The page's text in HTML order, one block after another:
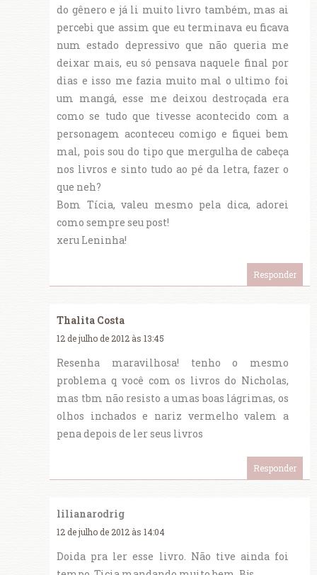
do gênero e já li muito livro também, mas ai
percebi que assim que eu terminava eu ficava
num estado depressivo que não queria me
deixar mais, eu só pensava naquele final por
dias e isso me fazia muito mal o ultimo foi
um mangá, esse me deixou destroçada era
como se tudo que tivesse acontecido com a
personagem aconteceu comigo e fiquei bem
mal, pois sou do tipo que mergulha de cabeça
nos livros e sinto tudo ao pé da letra, fazer o
que neh?
Bom Tícia, valeu mesmo pela dica, adorei
como sempre seu post!
xeru Leninha!
Responder
Thalita Costa
12 de julho de 2012 às 13:45
Resenha maravilhosa! tenho o mesmo
problema q você com os livros do Nicholas,
mas tbm não resisto a umas boas lágrimas, os
olhos inchados e nariz vermelho valem a
pena depois de ler seus livros
Responder
lilianarodrig
12 de julho de 2012 às 14:04
Doida pra ler esse livro. Não tive ainda foi